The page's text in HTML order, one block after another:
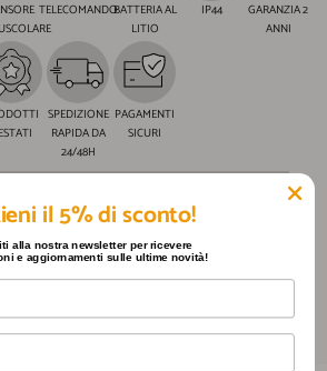
TELECOMANDOBATTERIA AL
LITIO
IP44
GARANZIA 2
ANNI
SPEDIZIONE
RAPIDA DA
24/48H
PAGAMENTI
SICURI
e componenti originali disponibili
il 5% di sconto!
alla nostra newsletter per ricevere
e aggiornamenti sulle ultime novità!